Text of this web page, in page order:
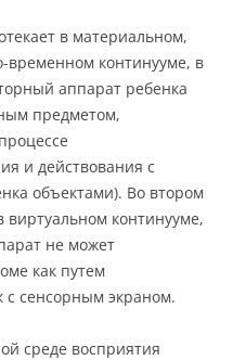
в материальном,
временном континууме, в
аппарат ребенка
предметом,
и действования с
объектами). Во втором
виртуальном континууме,
не может
как путем
с сенсорным экраном.
среде восприятия